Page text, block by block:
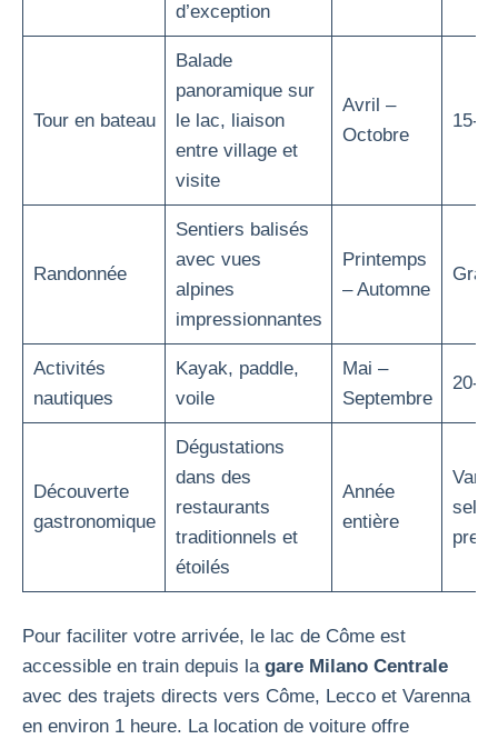
d’exception
Tour en bateau
Balade
panoramique sur
le lac, liaison
entre village et
visite
Avril –
Octobre
15-
Randonnée
Sentiers balisés
avec vues
alpines
impressionnantes
Printemps
– Automne
Activités
nautiques
Kayak, paddle,
voile
Mai –
Septembre
20-
Découverte
gastronomique
Dégustations
dans des
restaurants
traditionnels et
étoilés
Année
entière
Varie
Pour faciliter votre arrivée, le lac de Côme est
accessible en train depuis la gare Milano Centrale
avec des trajets directs vers Côme, Lecco et Varenna
en environ 1 heure. La location de voiture offre